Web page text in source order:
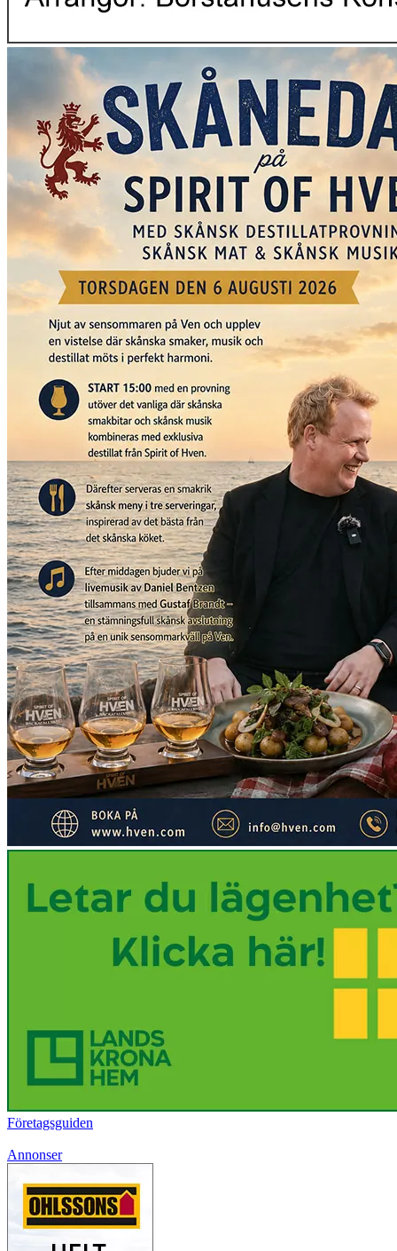
Företagsguiden
Annonser